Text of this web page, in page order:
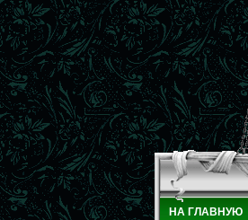
НА ГЛАВНУЮ